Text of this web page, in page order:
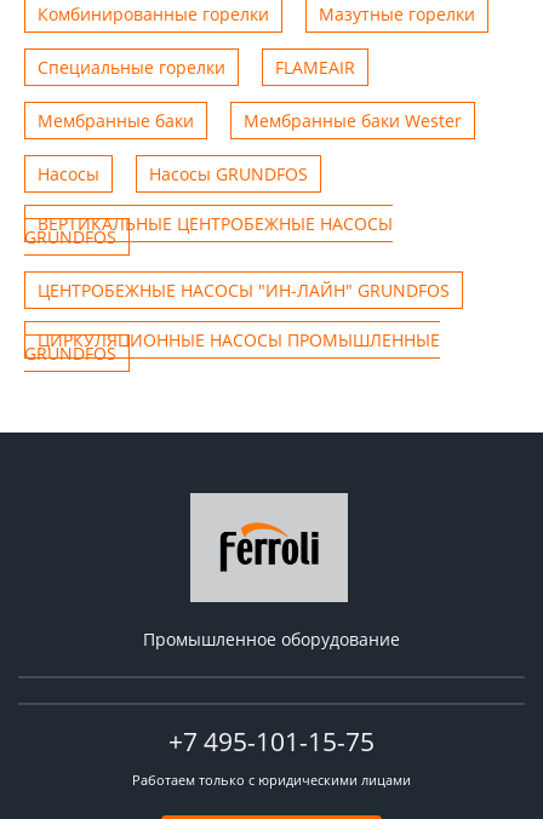
Комбинированные горелки Мазутные горелки
Специальные горелки FLAMEAIR
Мембранные баки Мембранные баки Wester
Насосы Насосы GRUNDFOS
ВЕРТИКАЛЬНЫЕ ЦЕНТРОБЕЖНЫЕ НАСОСЫ
GRUNDFOS
ЦЕНТРОБЕЖНЫЕ НАСОСЫ "ИН-ЛАЙН" GRUNDFOS
ЦИРКУЛЯЦИОННЫЕ НАСОСЫ ПРОМЫШЛЕННЫЕ
GRUNDFOS
Промышленное оборудование
+7 495-101-15-75
Работаем только с юридическими лицами